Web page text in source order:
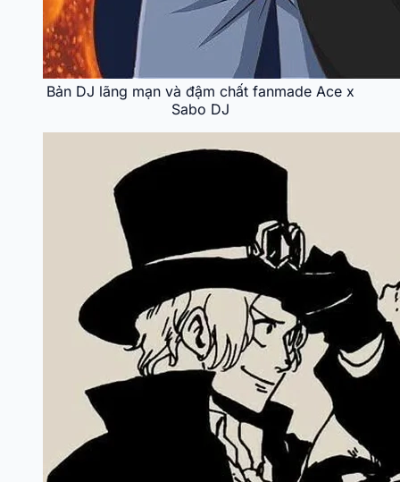
Bản DJ lãng mạn và đậm chất fanmade Ace x
Sabo DJ